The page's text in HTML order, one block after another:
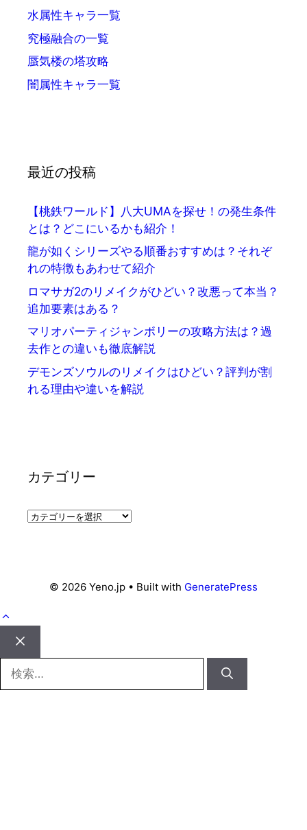
水属性キャラ一覧
究極融合の一覧
蜃気楼の塔攻略
闇属性キャラ一覧
最近の投稿
【桃鉄ワールド】八大UMAを探せ！の発生条件
とは？どこにいるかも紹介！
龍が如くシリーズやる順番おすすめは？それぞ
れの特徴もあわせて紹介
ロマサガ2のリメイクがひどい？改悪って本当？
追加要素はある？
マリオパーティジャンボリーの攻略方法は？過
去作との違いも徹底解説
デモンズソウルのリメイクはひどい？評判が割
れる理由や違いを解説
カテゴリー
カ
© 2026 Yeno.jp • Built with GeneratePress
Close
索: